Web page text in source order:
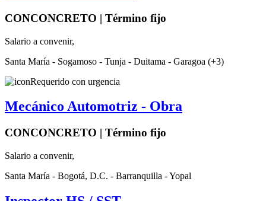
CONCONCRETO | Término fijo
Salario a convenir,
Santa María - Sogamoso - Tunja - Duitama - Garagoa (+3)
Requerido con urgencia
Mecánico Automotriz - Obra
CONCONCRETO | Término fijo
Salario a convenir,
Santa María - Bogotá, D.C. - Barranquilla - Yopal